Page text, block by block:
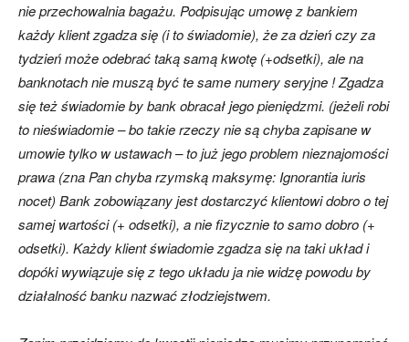
nie przechowalnia bagażu. Podpisując umowę z bankiem
każdy klient zgadza się (i to świadomie), że za dzień czy za
tydzień może odebrać taką samą kwotę (+odsetki), ale na
banknotach nie muszą być te same numery seryjne ! Zgadza
się też świadomie by bank obracał jego pieniędzmi. (jeżeli robi
to nieświadomie – bo takie rzeczy nie są chyba zapisane w
umowie tylko w ustawach – to już jego problem nieznajomości
prawa (zna Pan chyba rzymską maksymę: Ignorantia iuris
nocet) Bank zobowiązany jest dostarczyć klientowi dobro o tej
samej wartości (+ odsetki), a nie fizycznie to samo dobro (+
odsetki). Każdy klient świadomie zgadza się na taki układ i
dopóki wywiązuje się z tego układu ja nie widzę powodu by
działalność banku nazwać złodziejstwem.